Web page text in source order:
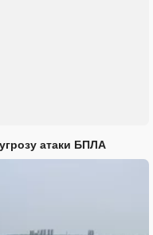
атаки БПЛА